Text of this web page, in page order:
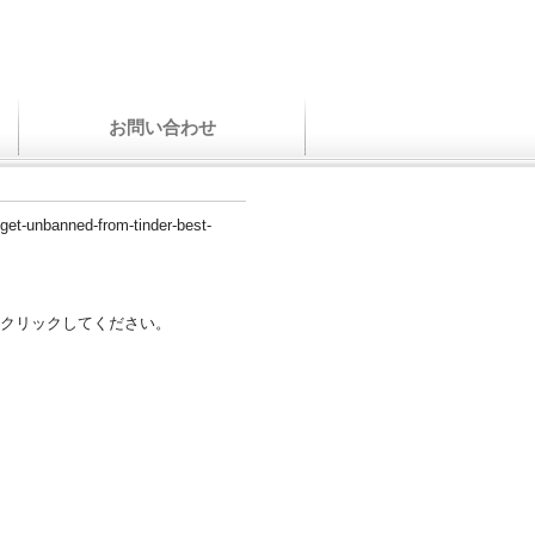
お問い合わせ
unbanned-from-tinder-best-
リックしてください。